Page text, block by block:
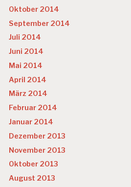
Oktober 2014
September 2014
Juli 2014
Juni 2014
Mai 2014
April 2014
März 2014
Februar 2014
Januar 2014
Dezember 2013
November 2013
Oktober 2013
August 2013